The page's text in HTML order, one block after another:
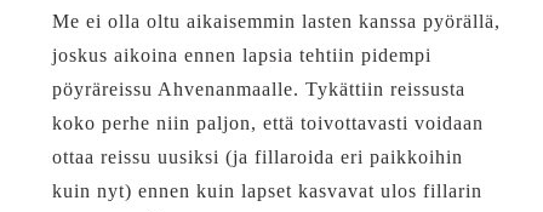
Me ei olla oltu aikaisemmin lasten kanssa pyörällä,
joskus aikoina ennen lapsia tehtiin pidempi
pöyräreissu Ahvenanmaalle. Tykättiin reissusta
koko perhe niin paljon, että toivottavasti voidaan
ottaa reissu uusiksi (ja fillaroida eri paikkoihin
kuin nyt) ennen kuin lapset kasvavat ulos fillarin